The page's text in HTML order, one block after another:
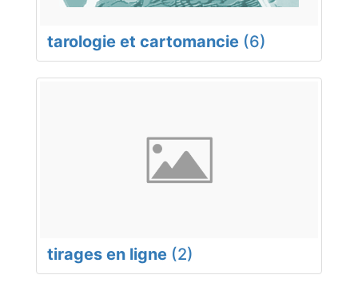
tarologie et cartomancie (6)
tirages en ligne (2)